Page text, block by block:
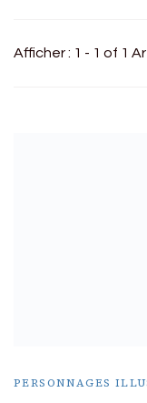
Afficher : 1 - 1 of 1
PERSONNAGES